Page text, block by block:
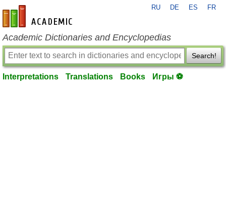
en-academic.com
RU DE ES FR
Academic Dictionaries and Encyclopedias
Search!
Interpretations Translations Books Игры ⚽